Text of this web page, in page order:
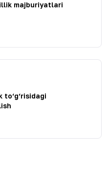
majburiyatlari